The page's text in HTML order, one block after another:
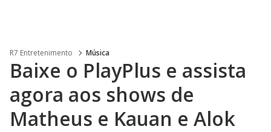
R7 Entretenimento Música
Baixe o PlayPlus e assista
agora aos shows de
Matheus e Kauan e Alok